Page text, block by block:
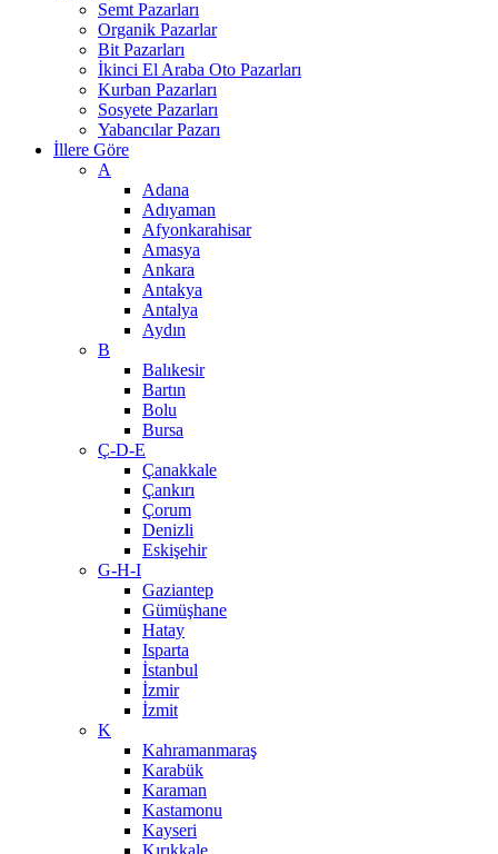
Semt Pazarları
Organik Pazarlar
Bit Pazarları
İkinci El Araba Oto Pazarları
Kurban Pazarları
Sosyete Pazarları
Yabancılar Pazarı
İllere Göre
A
Adana
Adıyaman
Afyonkarahisar
Amasya
Ankara
Antakya
Antalya
Aydın
B
Balıkesir
Bartın
Bolu
Bursa
Ç-D-E
Çanakkale
Çankırı
Çorum
Denizli
Eskişehir
G-H-I
Gaziantep
Gümüşhane
Hatay
Isparta
İstanbul
İzmir
İzmit
K
Kahramanmaraş
Karabük
Karaman
Kastamonu
Kayseri
Kırıkkale